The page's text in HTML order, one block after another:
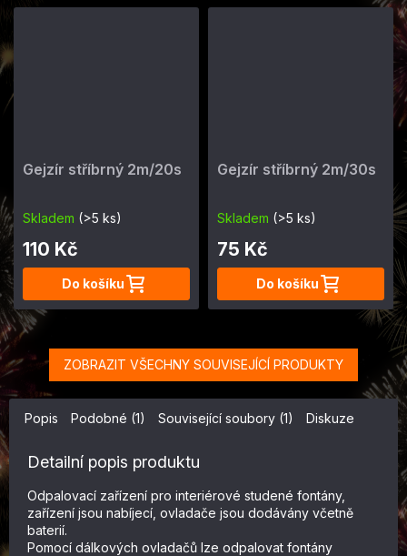
Gejzír stříbrný 2m/20s
Skladem (>5 ks)
110 Kč
Do košíku
Gejzír stříbrný 2m/30s
Skladem (>5 ks)
75 Kč
Do košíku
ZOBRAZIT VŠECHNY SOUVISEJÍCÍ PRODUKTY
Popis Podobné (1) Související soubory (1) Diskuze
Detailní popis produktu
Odpalovací zařízení pro interiérové studené fontány,
zařízení jsou nabíjecí, ovladače jsou dodávány včetně
baterií.
Pomocí dálkových ovladačů lze odpalovat fontány